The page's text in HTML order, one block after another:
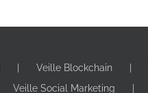
Veille Blockchain
Veille Social Marketing